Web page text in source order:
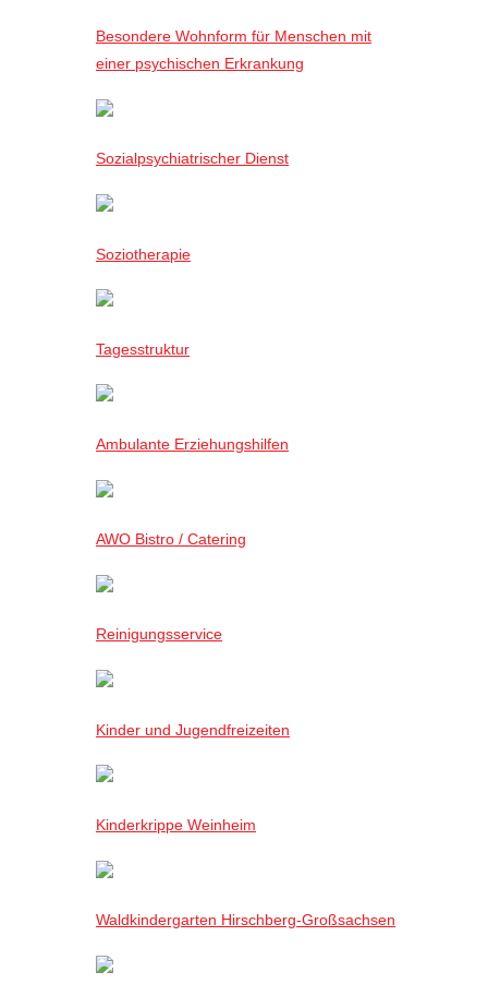
Besondere Wohnform für Menschen mit
einer psychischen Erkrankung
Sozialpsychiatrischer Dienst
Soziotherapie
Tagesstruktur
Ambulante Erziehungshilfen
AWO Bistro / Catering
Reinigungsservice
Kinder und Jugendfreizeiten
Kinderkrippe Weinheim
Waldkindergarten Hirschberg-Großsachsen